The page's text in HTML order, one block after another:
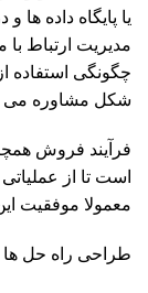
یا پایگاه داده ها
مدیریت ارتباط
چگونگی استفاده
شکل مشاوره می
فرآیند فروش
است تا از
معمولا موفقیت
طراحی راه حل ها